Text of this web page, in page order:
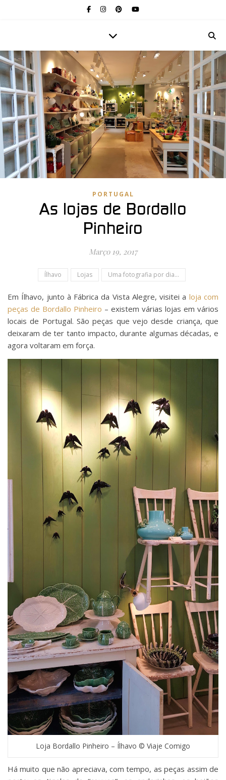
PORTUGAL
As lojas de Bordallo
Pinheiro
Março 19, 2017
Ílhavo Lojas Uma fotografia por dia...
Em Ílhavo, junto à Fábrica da Vista Alegre, visitei a loja com
peças de Bordallo Pinheiro – existem várias lojas em vários
locais de Portugal. São peças que vejo desde criança, que
deixaram de ter tanto impacto, durante algumas décadas, e
agora voltaram em força.
Loja Bordallo Pinheiro – Ílhavo © Viaje Comigo
Há muito que não apreciava, com tempo, as peças assim de